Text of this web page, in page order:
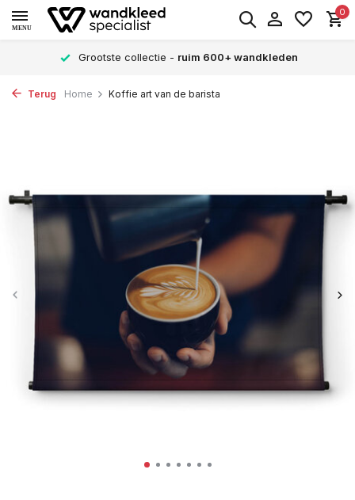
MENU
0
Grootste collectie - ruim 600+ wandkleden
Terug Home Koffie art van de barista